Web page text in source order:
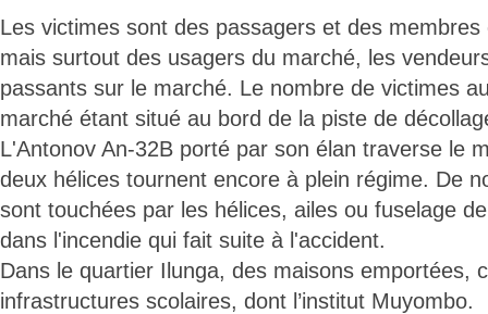
Les victimes sont des passagers et des
mais surtout des usagers du marché, les
passants sur le marché. Le nombre de victimes
marché étant situé au bord de la piste de
L'Antonov An-32B porté par son élan traverse le
deux hélices tournent encore à plein régime. De
sont touchées par les hélices, ailes ou fuselage
dans l'incendie qui fait suite à l'accident.
Dans le quartier Ilunga, des maisons emportées,
infrastructures scolaires, dont l’institut Muyombo.